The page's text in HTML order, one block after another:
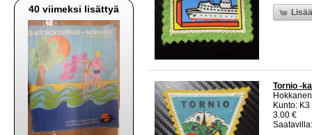
40 viimeksi lisättyä
Tornio -
Kunto:
3.00 €